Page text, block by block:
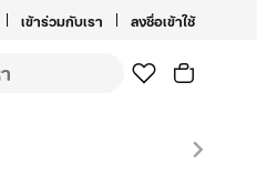
เข้าร่วมกับเรา ลงชื่อเข้าใช้